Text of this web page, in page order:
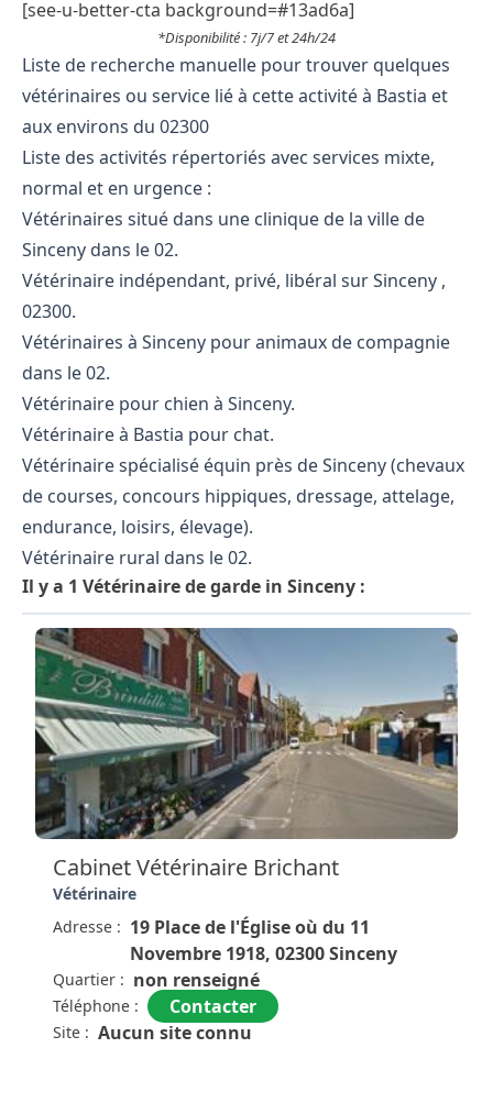
[see-u-better-cta background=#13ad6a]
*Disponibilité : 7j/7 et 24h/24
Liste de recherche manuelle pour trouver quelques
vétérinaires ou service lié à cette activité à Bastia et
aux environs du 02300
Liste des activités répertoriés avec services mixte,
normal et en urgence :
Vétérinaires situé dans une clinique de la ville de
Sinceny dans le 02.
Vétérinaire indépendant, privé, libéral sur Sinceny ,
02300.
Vétérinaires à Sinceny pour animaux de compagnie
dans le 02.
Vétérinaire pour chien à Sinceny.
Vétérinaire à Bastia pour chat.
Vétérinaire spécialisé équin près de Sinceny (chevaux
de courses, concours hippiques, dressage, attelage,
endurance, loisirs, élevage).
Vétérinaire rural dans le 02.
Il y a 1 Vétérinaire de garde in Sinceny :
Cabinet Vétérinaire Brichant
Vétérinaire
Adresse : 19 Place de l'Église où du 11
Novembre 1918, 02300 Sinceny
Quartier : non renseigné
Téléphone : Contacter
Site : Aucun site connu